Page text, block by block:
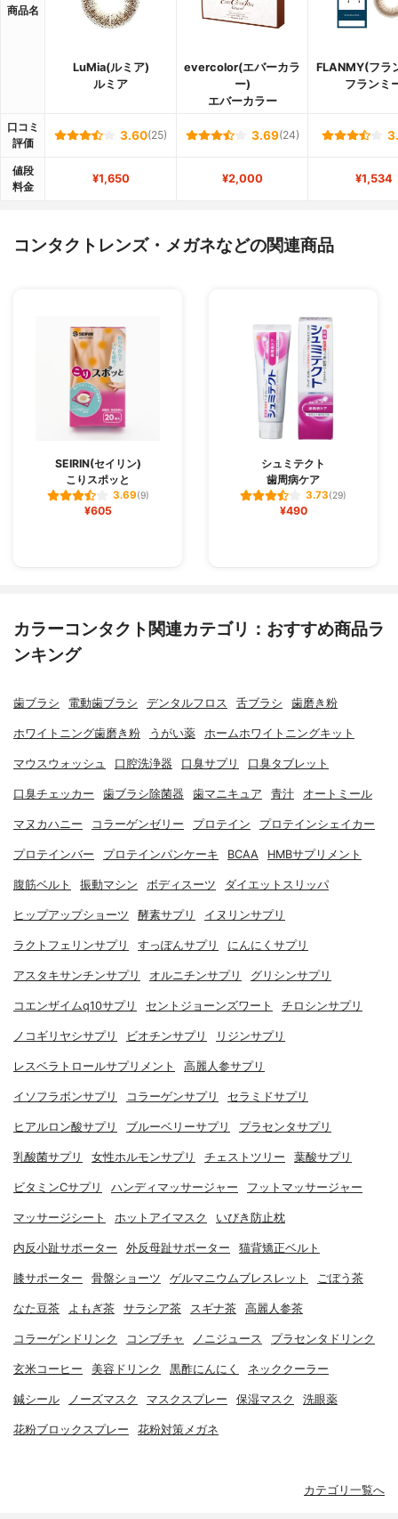
商品名
LuMia(ルミア)
ルミア
evercolor(エバーカラ
ー)
エバーカラー
FLANMY(フラ
フランミ
口コミ
評価
3.60(25) 3.69(24)
値段
料金
¥1,650 ¥2,000 ¥1,534
コンタクトレンズ・メガネなどの関連商品
SEIRIN(セイリン)
こりスポッと
3.69(9)
¥605
シュミテクト
歯周病ケア
3.73(29)
¥490
カラーコンタクト関連カテゴリ：おすすめ商品ラ
ンキング
歯ブラシ 電動歯ブラシ デンタルフロス 舌ブラシ 歯磨き粉
ホワイトニング歯磨き粉 うがい薬 ホームホワイトニングキット
マウスウォッシュ 口腔洗浄器 口臭サプリ 口臭タブレット
口臭チェッカー 歯ブラシ除菌器 歯マニキュア 青汁 オートミール
マヌカハニー コラーゲンゼリー プロテイン プロテインシェイカー
プロテインバー プロテインパンケーキ BCAA HMBサプリメント
腹筋ベルト 振動マシン ボディスーツ ダイエットスリッパ
ヒップアップショーツ 酵素サプリ イヌリンサプリ
ラクトフェリンサプリ すっぽんサプリ にんにくサプリ
アスタキサンチンサプリ オルニチンサプリ グリシンサプリ
コエンザイムq10サプリ セントジョーンズワート チロシンサプリ
ノコギリヤシサプリ ビオチンサプリ リジンサプリ
レスベラトロールサプリメント 高麗人参サプリ
イソフラボンサプリ コラーゲンサプリ セラミドサプリ
ヒアルロン酸サプリ ブルーベリーサプリ プラセンタサプリ
乳酸菌サプリ 女性ホルモンサプリ チェストツリー 葉酸サプリ
ビタミンCサプリ ハンディマッサージャー フットマッサージャー
マッサージシート ホットアイマスク いびき防止枕
内反小趾サポーター 外反母趾サポーター 猫背矯正ベルト
膝サポーター 骨盤ショーツ ゲルマニウムブレスレット ごぼう茶
なた豆茶 よもぎ茶 サラシア茶 スギナ茶 高麗人参茶
コラーゲンドリンク コンブチャ ノニジュース プラセンタドリンク
玄米コーヒー 美容ドリンク 黒酢にんにく ネッククーラー
鍼シール ノーズマスク マスクスプレー 保湿マスク 洗眼薬
花粉ブロックスプレー 花粉対策メガネ
カテゴリ一覧へ